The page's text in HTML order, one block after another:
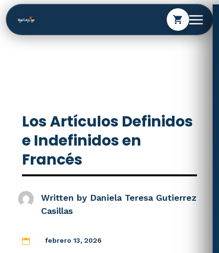
shopping_cart
Los Artículos Definidos
e Indefinidos en
Francés
Written by Daniela Teresa Gutierrez
Casillas
 febrero 13, 2026